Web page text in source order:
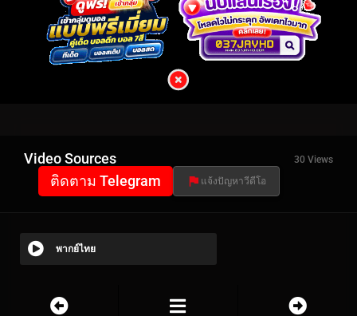
Video Sources 30 Views
ติดตาม Telegram แจ้งปัญหาวีดีโอ
พากย์ไทย